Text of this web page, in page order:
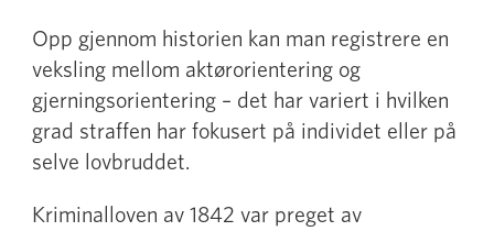
Opp gjennom historien kan man registrere en
veksling mellom aktørorientering og
gjerningsorientering – det har variert i hvilken
grad straffen har fokusert på individet eller på
selve lovbruddet.
Kriminalloven av 1842 var preget av